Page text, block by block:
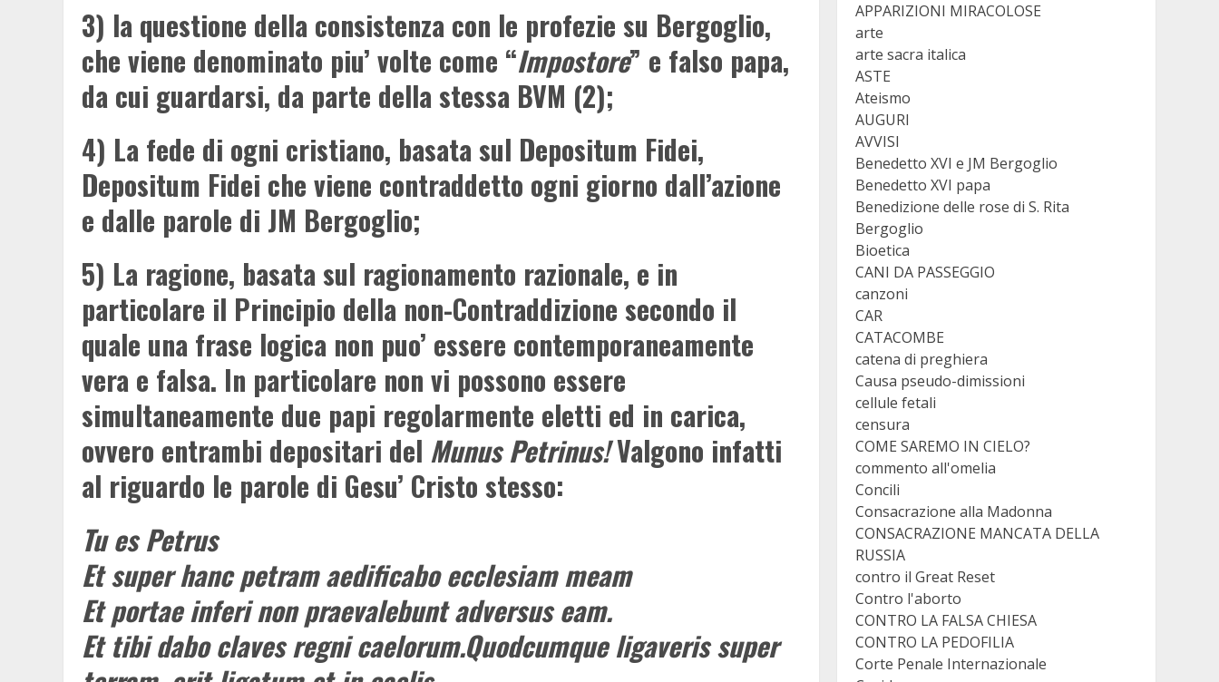
3) la questione della consistenza con le profezie su Bergoglio,
che viene denominato piu’ volte come “Impostore” e falso papa,
da cui guardarsi, da parte della stessa BVM (2);
4) La fede di ogni cristiano, basata sul Depositum Fidei,
Depositum Fidei che viene contraddetto ogni giorno dall’azione
e dalle parole di JM Bergoglio;
5) La ragione, basata sul ragionamento razionale, e in
particolare il Principio della non-Contraddizione secondo il
quale una frase logica non puo’ essere contemporaneamente
vera e falsa. In particolare non vi possono essere
simultaneamente due papi regolarmente eletti ed in carica,
ovvero entrambi depositari del Munus Petrinus!Valgono infatti
al riguardo le parole di Gesu’ Cristo stesso:
Tu es Petrus
Et super hanc petram aedificabo ecclesiam meam
Et portae inferi non praevalebunt adversus eam.
Et tibi dabo claves regni caelorum.Quodcumque ligaveris super
APPARIZIONI MIRACOLOSE
arte
arte sacra italica
ASTE
Ateismo
AUGURI
AVVISI
Benedetto XVI e JM Bergoglio
Benedetto XVI papa
Benedizione delle rose di S. Rita
Bergoglio
Bioetica
CANI DA PASSEGGIO
canzoni
CAR
CATACOMBE
catena di preghiera
Causa pseudo-dimissioni
cellule fetali
censura
COME SAREMO IN CIELO?
commento all'omelia
Concili
Consacrazione alla Madonna
CONSACRAZIONE MANCATA DELLA
RUSSIA
contro il Great Reset
Contro l'aborto
CONTRO LA FALSA CHIESA
CONTRO LA PEDOFILIA
Corte Penale Internazionale